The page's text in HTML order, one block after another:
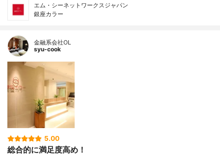
エム・シーネットワークスジャパン
銀座カラー
金融系会社OL
syu-cook
5.00
総合的に満足度高め！